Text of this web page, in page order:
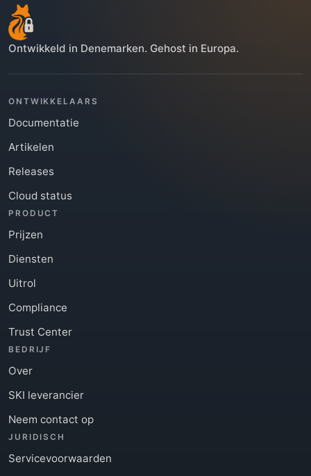
Ontwikkeld in Denemarken. Gehost in Europa.
ONTWIKKELAARS
Documentatie
Artikelen
Releases
Cloud status
PRODUCT
Prijzen
Diensten
Uitrol
Compliance
Trust Center
BEDRIJF
Over
SKI leverancier
Neem contact op
JURIDISCH
Servicevoorwaarden